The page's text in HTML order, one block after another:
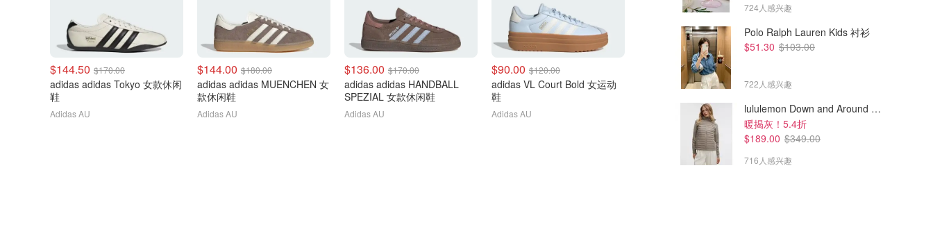
$144.50 $170.00
adidas adidas Tokyo 女款休闲
鞋
Adidas AU
$144.00 $180.00
adidas adidas MUENCHEN 女
款休闲鞋
Adidas AU
$136.00 $170.00
adidas adidas HANDBALL
SPEZIAL 女款休闲鞋
Adidas AU
$90.00 $120.00
adidas VL Court Bold 女运动
鞋
Adidas AU
$170.00
adidas ADIDAS CAMPUS 00s
adidas Galaxy 7 女款跑鞋 运
Adidas AU
724人感兴趣
Polo Ralph Lauren Kids 衬衫
$51.30 $103.00
722人感兴趣
lululemon Down and Around 羽绒夹克
暖揭灰！5.4折
$189.00 $349.00
716人感兴趣